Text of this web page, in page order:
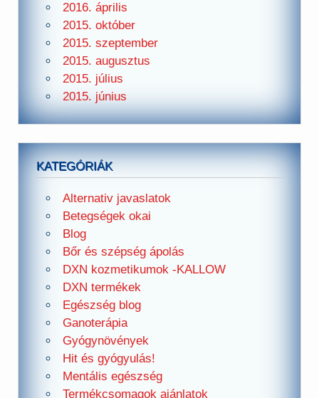
2016. április
2015. október
2015. szeptember
2015. augusztus
2015. július
2015. június
KATEGÓRIÁK
Alternativ javaslatok
Betegségek okai
Blog
Bőr és szépség ápolás
DXN kozmetikumok -KALLOW
DXN termékek
Egészség blog
Ganoterápia
Gyógynövények
Hit és gyógyulás!
Mentális egészség
Termékcsomagok ajánlatok